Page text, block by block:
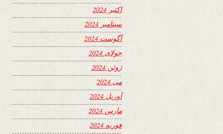
اکتبر 2024
سپتامبر 2024
آگوست 2024
جولای 2024
ژوئن 2024
می 2024
آوریل 2024
مارس 2024
فوریه 2024